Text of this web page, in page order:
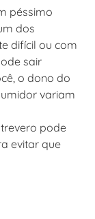
péssimo
dos
difícil ou com
sair
o dono do
variam
pode
evitar que